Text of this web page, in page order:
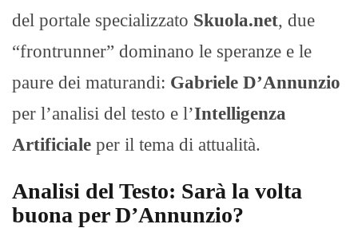
del portale specializzato Skuola.net, due
“frontrunner” dominano le speranze e le
paure dei maturandi: Gabriele D’Annunzio
per l’analisi del testo e l’Intelligenza
Artificiale per il tema di attualità.
Analisi del Testo: Sarà la volta
buona per D’Annunzio?